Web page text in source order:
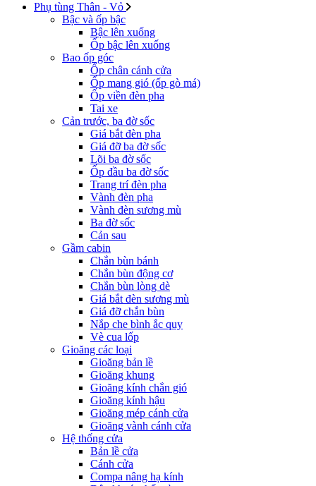
Phụ tùng Thân - Vỏ
Bậc và ốp bậc
Bậc lên xuống
Ốp bậc lên xuống
Bao ốp góc
Ốp chân cánh cửa
Ốp mang gió (ốp gò má)
Ốp viền đèn pha
Tai xe
Cản trước, ba đờ sốc
Giá bắt đèn pha
Giá đỡ ba đờ sốc
Lõi ba đờ sốc
Ốp đầu ba đờ sốc
Trang trí đèn pha
Vành đèn pha
Vành đèn sương mù
Ba đờ sốc
Cản sau
Gầm cabin
Chắn bùn bánh
Chắn bùn động cơ
Chắn bùn lòng dè
Giá bắt đèn sương mù
Giá đỡ chắn bùn
Nắp che bình ắc quy
Vè cua lốp
Gioăng các loại
Gioăng bản lề
Gioăng khung
Gioăng kính chắn gió
Gioăng kính hậu
Gioăng mép cánh cửa
Gioăng vành cánh cửa
Hệ thống cửa
Bản lề cửa
Cánh cửa
Compa nâng hạ kính